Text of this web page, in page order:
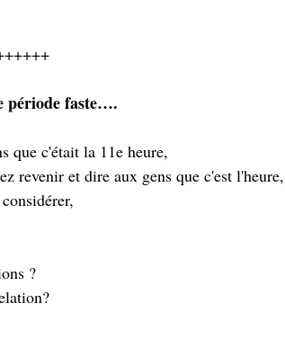
période faste….
que c'était la 11e heure,
revenir et dire aux gens que c'est l'heure,
?